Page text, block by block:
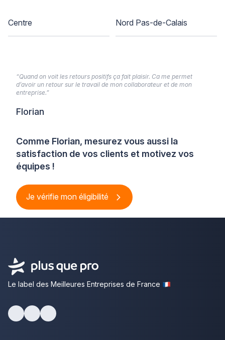
Centre Nord Pas-de-Calais
Comme Florian, mesurez vous aussi la
satisfaction de vos clients et motivez vos
équipes !
Je vérifie mon éligibilité
“Quand on voit les retours positifs ça fait plaisir. Ca me permet
d’avoir un retour sur le travail de mon collaborateur et de mon
entreprise.”
Florian
Le label des Meilleures Entreprises de France